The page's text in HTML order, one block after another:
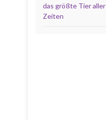
das größte Tier aller
Zeiten